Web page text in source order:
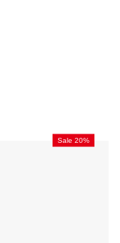
Sale 20%